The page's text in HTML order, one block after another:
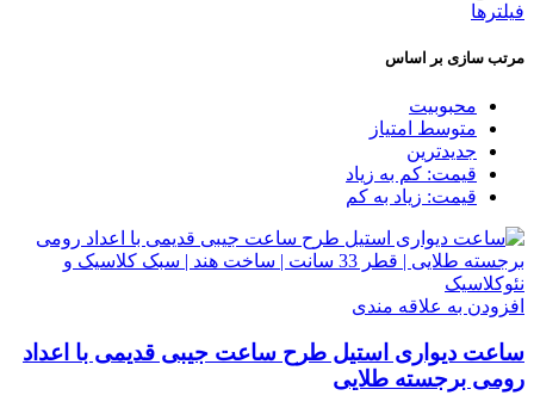
فیلترها
مرتب سازی بر اساس
محبوبیت
متوسط امتیاز
جدیدترین
قیمت: کم به زیاد
قیمت: زیاد به کم
افزودن به علاقه مندی
ساعت دیواری استیل طرح ساعت جیبی قدیمی با اعداد
رومی برجسته طلایی